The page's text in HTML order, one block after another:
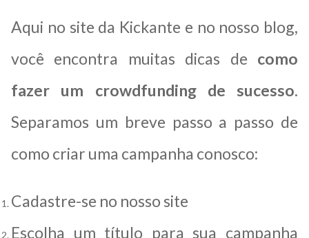
Aqui no site da Kickante e no nosso blog,
você encontra muitas dicas de como
fazer um crowdfunding de sucesso.
Separamos um breve passo a passo de
como criar uma campanha conosco:
Cadastre-se no nosso site
Escolha um título para sua campanha